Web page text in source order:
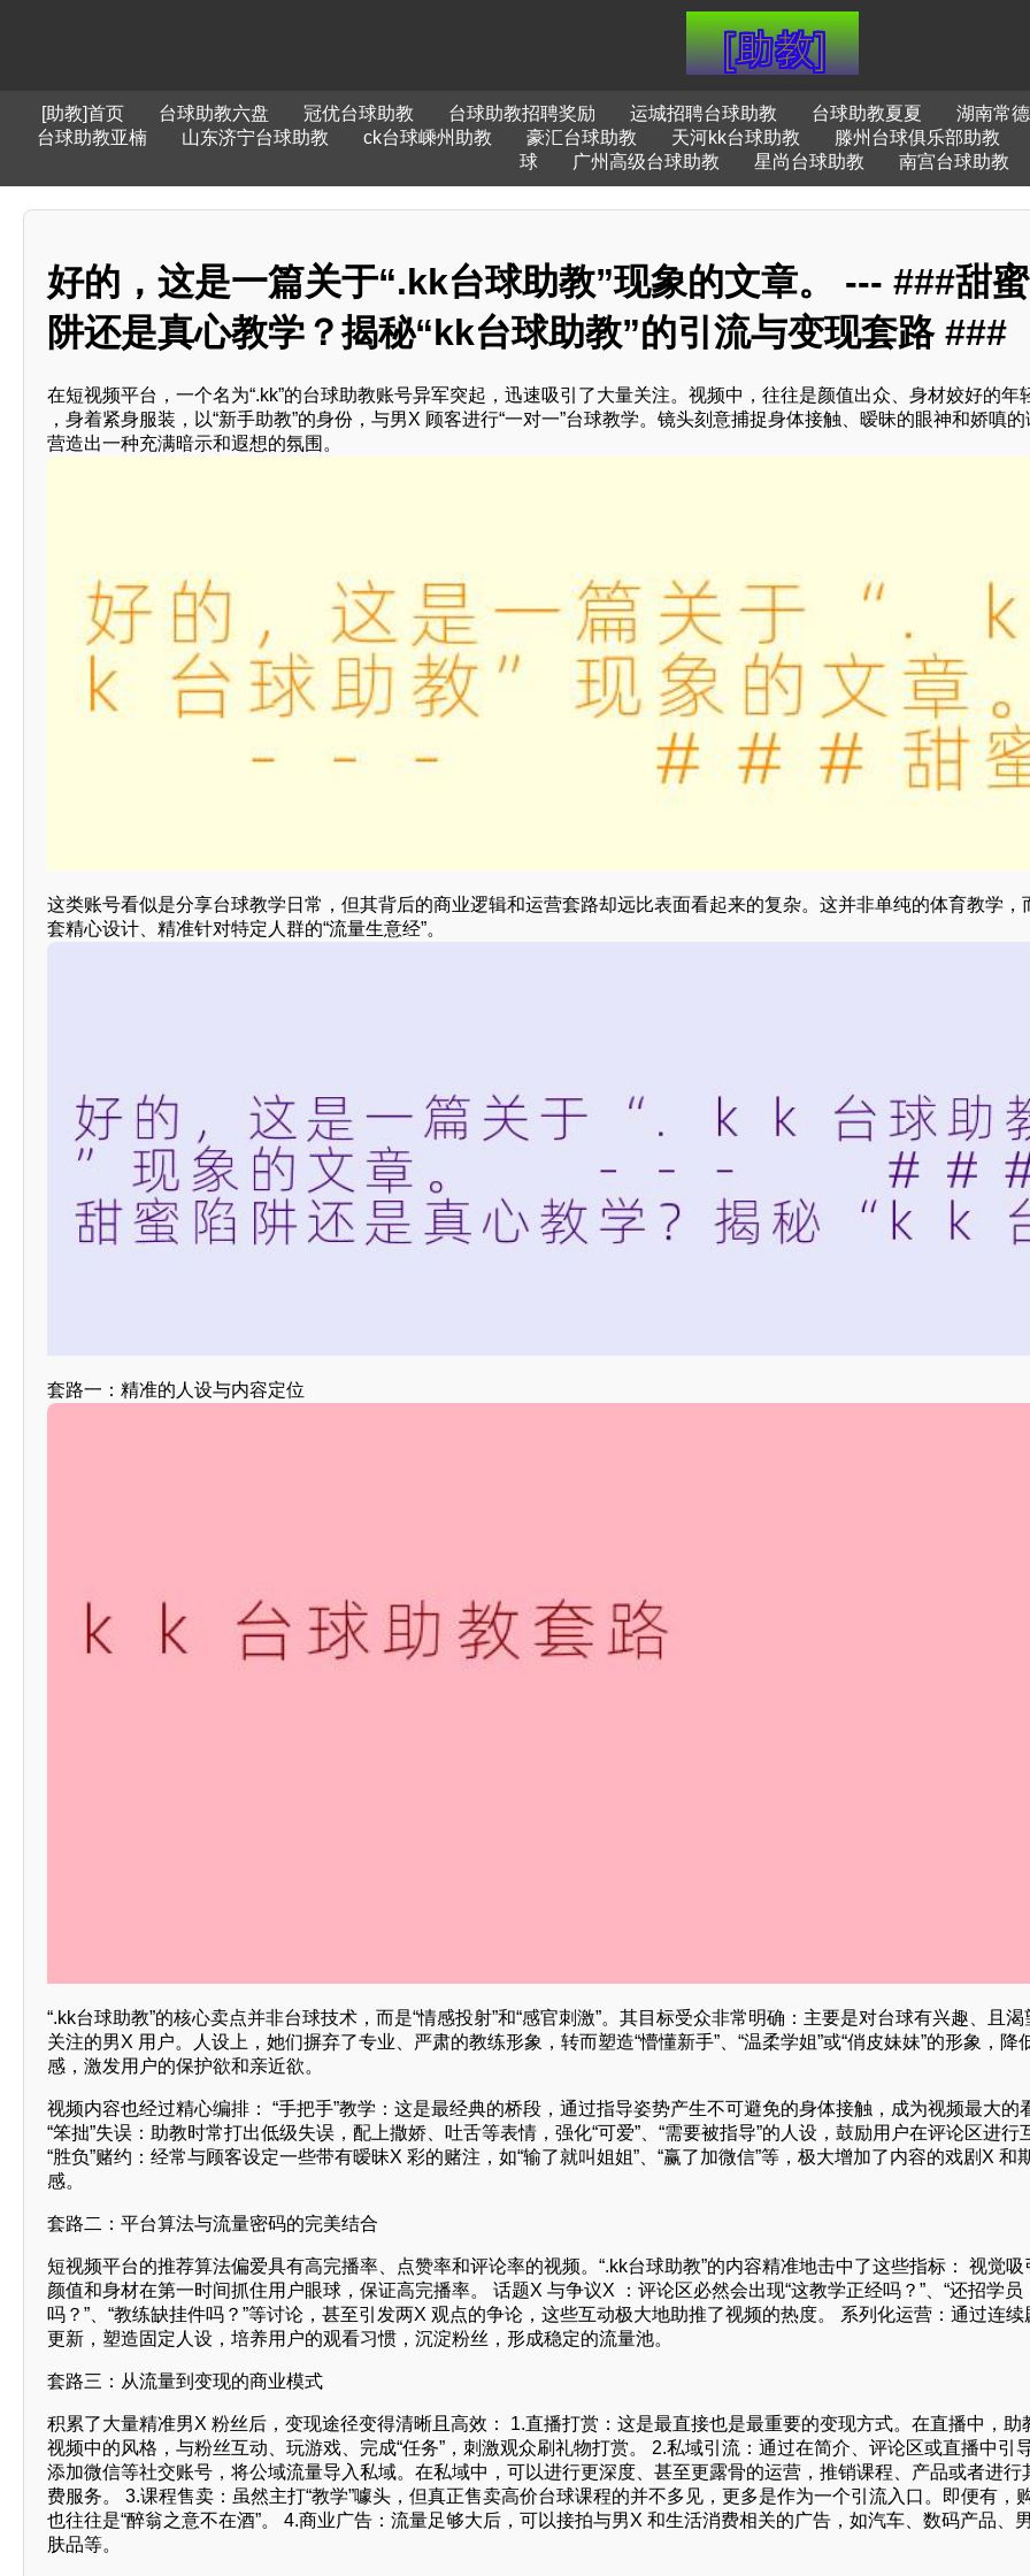
[助教]首页 台球助教六盘 冠优台球助教 台球助教招聘奖励 运城招聘台球助教 台球助教夏夏 湖南常
台球助教亚楠
山东济宁台球助教 ck台球嵊州助教 豪汇台球助教 天河kk台球助教 滕州台球俱乐部助教
球
广州高级台球助教 星尚台球助教 南宫台球助教
好的，这是一篇关于“.kk台球助教”现象的文章。 --- ###甜
阱还是真心教学？揭秘“kk台球助教”的引流与变现套路 ###
在短视频平台，一个名为“.kk”的台球助教账号异军突起，迅速吸引了大量关注。视频中，往往是颜值出众、身材姣好的年
，身着紧身服装，以“新手助教”的身份，与男X 顾客进行“一对一”台球教学。镜头刻意捕捉身体接触、暧昧的眼神和娇嗔的
营造出一种充满暗示和遐想的氛围。
这类账号看似是分享台球教学日常，但其背后的商业逻辑和运营套路却远比表面看起来的复杂。这并非单纯的体育教学，
套精心设计、精准针对特定人群的“流量生意经”。
套路一：精准的人设与内容定位
“.kk台球助教”的核心卖点并非台球技术，而是“情感投射”和“感官刺激”。其目标受众非常明确：主要是对台球有兴趣、且渴
关注的男X 用户。人设上，她们摒弃了专业、严肃的教练形象，转而塑造“懵懂新手”、“温柔学姐”或“俏皮妹妹”的形象，降
感，激发用户的保护欲和亲近欲。
视频内容也经过精心编排： “手把手”教学：这是最经典的桥段，通过指导姿势产生不可避免的身体接触，成为视频最大的
“笨拙”失误：助教时常打出低级失误，配上撒娇、吐舌等表情，强化“可爱”、“需要被指导”的人设，鼓励用户在评论区进行
“胜负”赌约：经常与顾客设定一些带有暧昧X 彩的赌注，如“输了就叫姐姐”、“赢了加微信”等，极大增加了内容的戏剧X 和
感。
套路二：平台算法与流量密码的完美结合
短视频平台的推荐算法偏爱具有高完播率、点赞率和评论率的视频。“.kk台球助教”的内容精准地击中了这些指标： 视觉吸
颜值和身材在第一时间抓住用户眼球，保证高完播率。 话题X 与争议X ：评论区必然会出现“这教学正经吗？”、“还招学员
吗？”、“教练缺挂件吗？”等讨论，甚至引发两X 观点的争论，这些互动极大地助推了视频的热度。 系列化运营：通过连续
更新，塑造固定人设，培养用户的观看习惯，沉淀粉丝，形成稳定的流量池。
套路三：从流量到变现的商业模式
积累了大量精准男X 粉丝后，变现途径变得清晰且高效： 1.直播打赏：这是最直接也是最重要的变现方式。在直播中，助
视频中的风格，与粉丝互动、玩游戏、完成“任务”，刺激观众刷礼物打赏。 2.私域引流：通过在简介、评论区或直播中引
添加微信等社交账号，将公域流量导入私域。在私域中，可以进行更深度、甚至更露骨的运营，推销课程、产品或者进行
费服务。 3.课程售卖：虽然主打“教学”噱头，但真正售卖高价台球课程的并不多见，更多是作为一个引流入口。即便有，
也往往是“醉翁之意不在酒”。 4.商业广告：流量足够大后，可以接拍与男X 和生活消费相关的广告，如汽车、数码产品、
肤品等。